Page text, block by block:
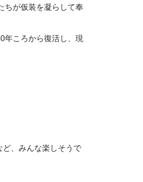
ちが仮装を凝らして奉
年ころから復活し、現
、みんな楽しそうで